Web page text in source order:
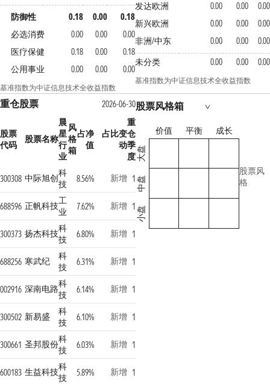
防御性 0.18 0.00
0.18
必选消费
0.00 0.00
0.00
医疗保健
0.18 0.00
0.18
公用事业
0.00 0.00 0.00
基准指数为中证信息技术全收益指数
发达欧洲
0.00 0.00
0.00
新兴欧洲
0.00 0.00
0.00
非洲/中东
0.00 0.00
0.00
未分类
0.00 0.00 0.00
基准指数为中证信息技术全收益指数
重仓股票 2026-06-30
股票
代码
股票名称
晨
星
行
业
风
格
箱
占净
值
占比变
动
重
仓
季
度
300308 中际旭创科
技
8.56% 新增 1
688596 正帆科技工
业
7.62% 新增 1
300373 扬杰科技科
技
6.80% 新增 1
688256 寒武纪
科
技
6.31% 新增 1
002916 深南电路科
技
6.14% 新增 1
300502 新易盛
科
技
6.10% 新增 1
300661 圣邦股份科
技
6.03% 新增 1
600183 生益科技科
技
5.89% 新增 1
股票风格箱
价值 平衡 成长
大盘
中盘
小盘
股票风
格